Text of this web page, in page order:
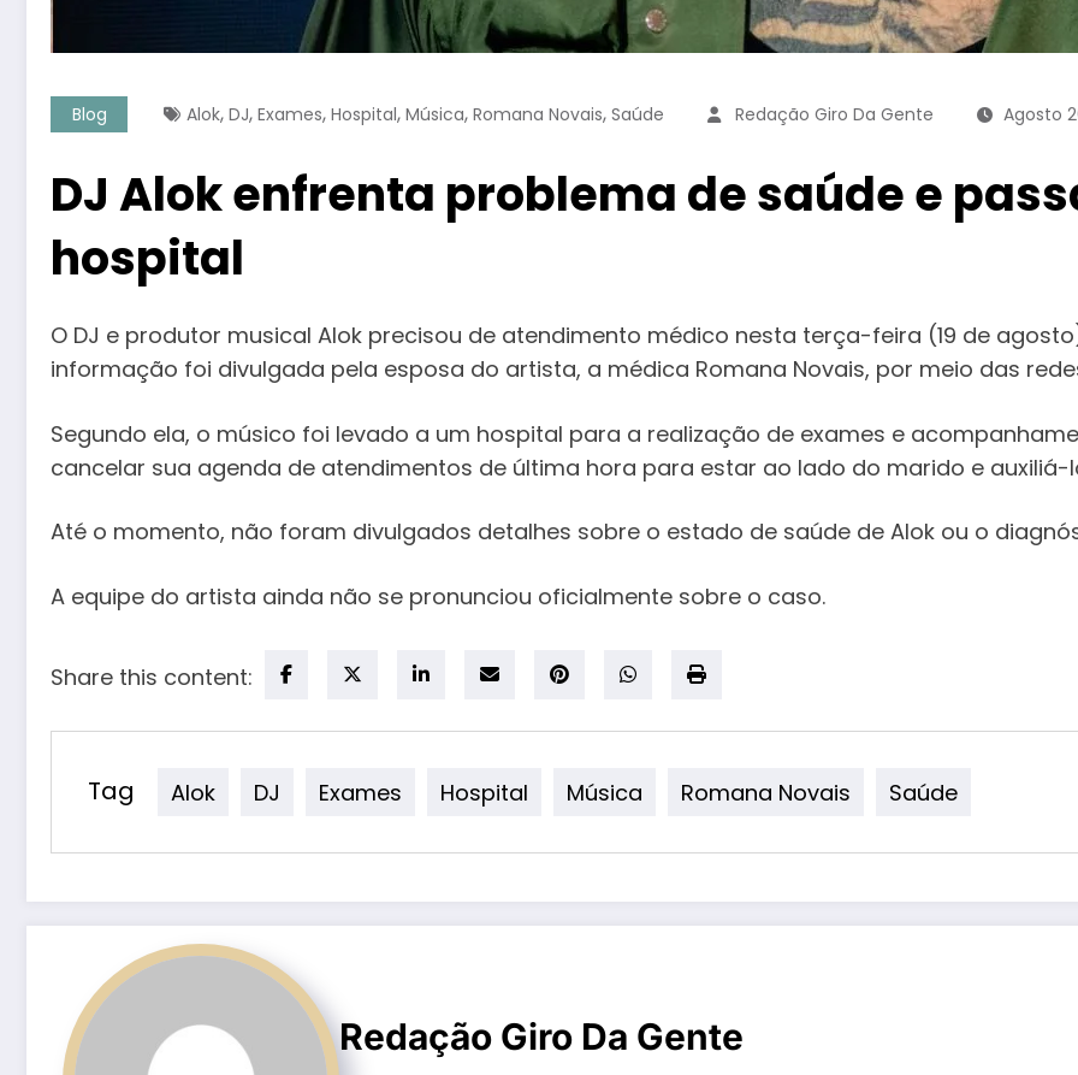
Blog Alok, DJ, Exames, Hospital, Música, Romana Novais, Saúde Redação Giro Da Gente Agosto
DJ Alok enfrenta problema de saúde e
hospital
O DJ e produtor musical Alok precisou de atendimento médico nesta terça-feira (19 de
informação foi divulgada pela esposa do artista, a médica Romana Novais, por meio das
Segundo ela, o músico foi levado a um hospital para a realização de exames e
cancelar sua agenda de atendimentos de última hora para estar ao lado do marido e auxiliá-
Até o momento, não foram divulgados detalhes sobre o estado de saúde de Alok ou o
A equipe do artista ainda não se pronunciou oficialmente sobre o caso.
Share this content:
Tag Alok DJ Exames Hospital Música Romana Novais Saúde
Redação Giro Da Gente